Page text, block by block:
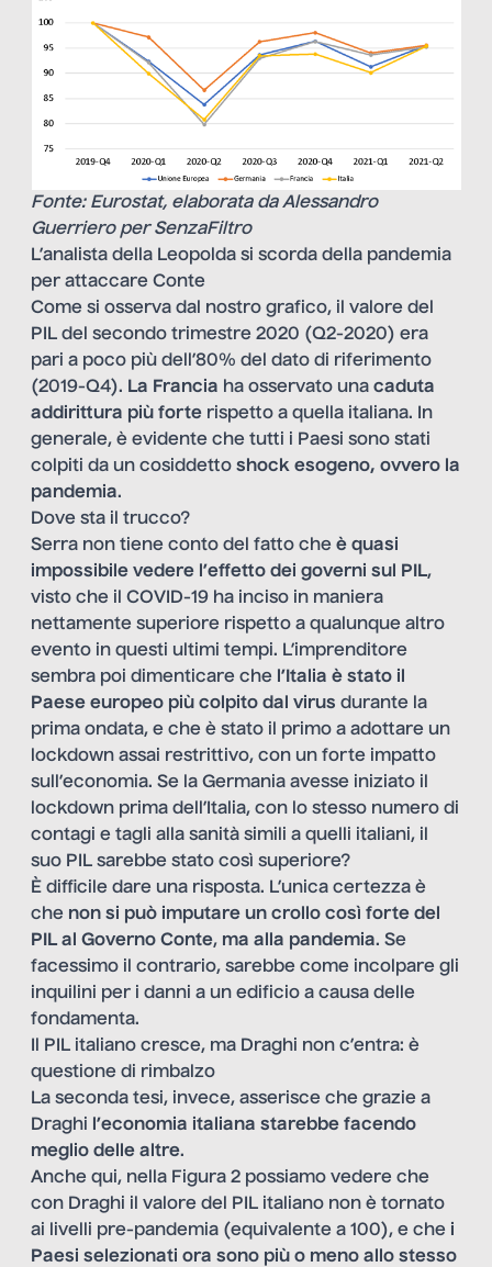
Fonte: Eurostat, elaborata da Alessandro
Guerriero per SenzaFiltro
L’analista della Leopolda si scorda della pandemia
per attaccare Conte
Come si osserva dal nostro grafico, il valore del
PIL del secondo trimestre 2020 (Q2-2020) era
pari a poco più dell’80% del dato di riferimento
(2019-Q4). La Francia ha osservato una caduta
addirittura più forte rispetto a quella italiana. In
generale, è evidente che tutti i Paesi sono stati
colpiti da un cosiddetto shock esogeno, ovvero la
pandemia.
Dove sta il trucco?
Serra non tiene conto del fatto che è quasi
impossibile vedere l’effetto dei governi sul PIL,
visto che il COVID-19 ha inciso in maniera
nettamente superiore rispetto a qualunque altro
evento in questi ultimi tempi. L’imprenditore
sembra poi dimenticare che l’Italia è stato il
Paese europeo più colpito dal virus durante la
prima ondata, e che è stato il primo a adottare un
lockdown assai restrittivo, con un forte impatto
sull’economia. Se la Germania avesse iniziato il
lockdown prima dell’Italia, con lo stesso numero di
contagi e tagli alla sanità simili a quelli italiani, il
suo PIL sarebbe stato così superiore?
È difficile dare una risposta. L’unica certezza è
che non si può imputare un crollo così forte del
PIL al Governo Conte, ma alla pandemia. Se
facessimo il contrario, sarebbe come incolpare gli
inquilini per i danni a un edificio a causa delle
fondamenta.
Il PIL italiano cresce, ma Draghi non c’entra: è
questione di rimbalzo
La seconda tesi, invece, asserisce che grazie a
Draghi l’economia italiana starebbe facendo
meglio delle altre.
Anche qui, nella Figura 2 possiamo vedere che
con Draghi il valore del PIL italiano non è tornato
ai livelli pre-pandemia (equivalente a 100), e che i
Paesi selezionati ora sono più o meno allo stesso